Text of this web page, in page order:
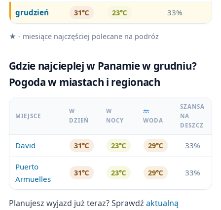
grudzień 31℃ 23℃ 33%
★ - miesiące najczęściej polecane na podróż
Gdzie najcieplej w Panamie w grudniu?
Pogoda w miastach i regionach
MIEJSCE
W
DZIEŃ
W
NOCY
WODA
SZANSA
NA
DESZCZ
David 31℃ 23℃ 29℃ 33%
Puerto
Armuelles
31℃ 23℃ 29℃ 33%
Planujesz wyjazd już teraz? Sprawdź aktualną